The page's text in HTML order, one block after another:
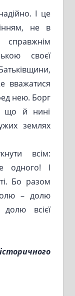
І це
не в
своєї
вважатися
нею. Борг
що й нині
землях
всім:
одного! І
Бо разом
– долю
всієї